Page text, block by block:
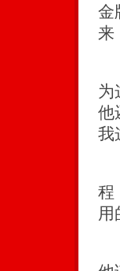
金
来
“
为
他
我
“
程
用
“